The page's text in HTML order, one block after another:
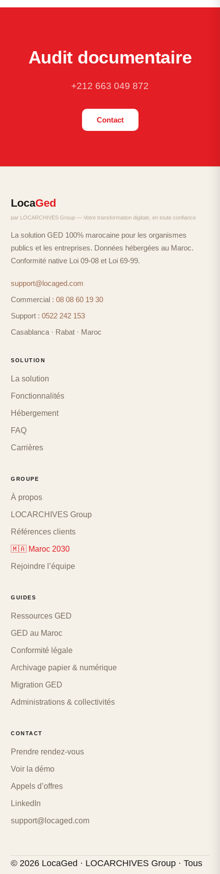
Audit documentaire
+212 663 049 872
Contact
LocaGed
par LOCARCHIVES Group — Votre transformation digitale, en toute confiance
La solution GED 100% marocaine pour les organismes
publics et les entreprises. Données hébergées au Maroc.
Conformité native Loi 09-08 et Loi 69-99.
support@locaged.com
Commercial : 08 08 60 19 30
Support : 0522 242 153
Casablanca · Rabat · Maroc
SOLUTION
La solution
Fonctionnalités
Hébergement
FAQ
Carrières
GROUPE
À propos
LOCARCHIVES Group
Références clients
🇲🇦 Maroc 2030
Rejoindre l’équipe
GUIDES
Ressources GED
GED au Maroc
Conformité légale
Archivage papier & numérique
Migration GED
Administrations & collectivités
CONTACT
Prendre rendez-vous
Voir la démo
Appels d’offres
LinkedIn
support@locaged.com
© 2026 LocaGed · LOCARCHIVES Group · Tous